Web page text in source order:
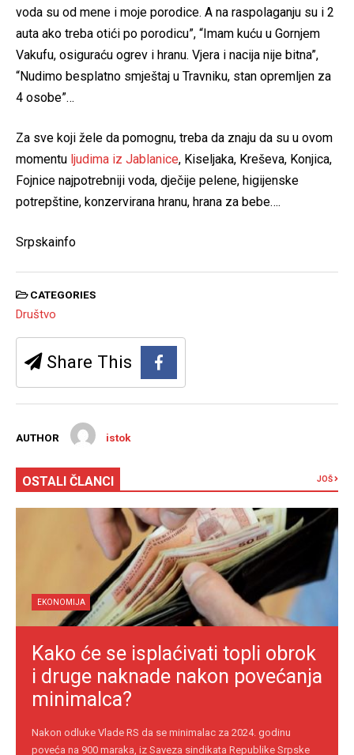
voda su od mene i moje porodice. A na raspolaganju su i 2
auta ako treba otići po porodicu”, “Imam kuću u Gornjem
Vakufu, osiguraću ogrev i hranu. Vjera i nacija nije bitna”,
“Nudimo besplatno smještaj u Travniku, stan opremljen za
4 osobe”…
Za sve koji žele da pomognu, treba da znaju da su u ovom
momentu ljudima iz Jablanice, Kiseljaka, Kreševa, Konjica,
Fojnice najpotrebniji voda, dječije pelene, higijenske
potrepštine, konzervirana hranu, hrana za bebe….
Srpskainfo
CATEGORIES
Društvo
Share This
AUTHOR istok
OSTALI ČLANCI JOŠ
EKONOMIJA
Kako će se isplaćivati topli obrok
i druge naknade nakon povećanja
minimalca?
Nakon odluke Vlade RS da se minimalac za 2024. godinu
poveća na 900 maraka, iz Saveza sindikata Republike Srpske